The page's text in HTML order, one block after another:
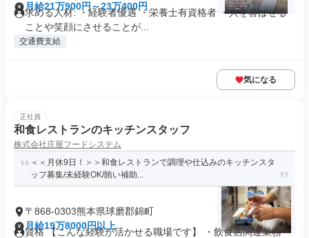
月給21万900円～23万400円
求める人材: ・経験者優遇 ・栄養士有資格者 ・人を喜ばせる
ことや笑顔にさせることが...
交通費支給
気になる
正社員
和食レストランのキッチンスタッフ
株式会社庄屋フードシステム
＜＜月休9日！＞＞和食レストランで調理や仕込みのキッチンスタ
ッフ募集/未経験OK/賄い補助...
〒868-0303熊本県球磨郡錦町
月給19万8000円以上
資格 【こんな経験が活かせる職場です】 ・飲食店関連業務